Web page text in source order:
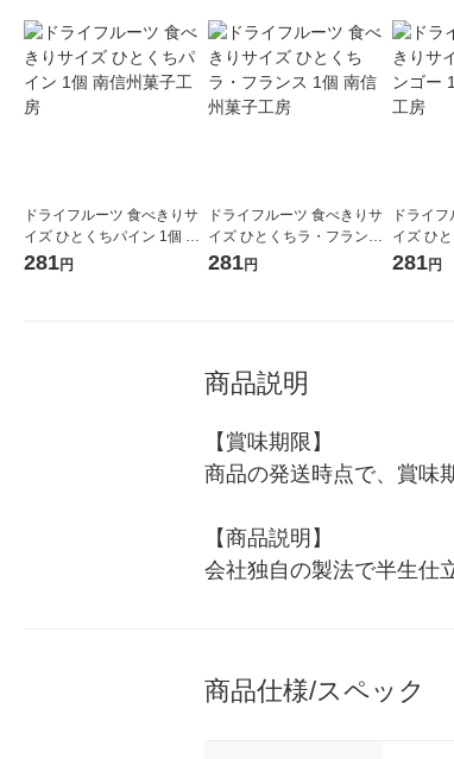
ドライフルーツ 食べきりサ
イズ ひとくちパイン 1個 南
信州菓子工房
281円
ドライフルーツ 食べきりサ
イズ ひとくちラ・フランス
1個 南信州菓子工房
281円
ドライ
イズ ひ
南信州菓
281円
商品説明
【賞味期限】
商品の発送時点で、賞味
【商品説明】
会社独自の製法で半生仕
商品仕様/スペック